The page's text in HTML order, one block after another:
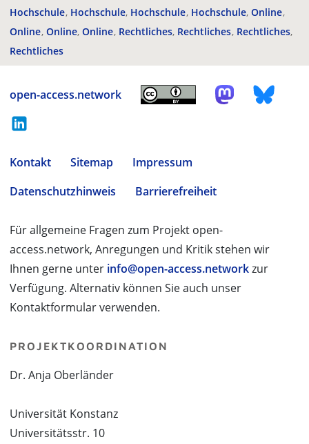
Hochschule Hochschule Hochschule Hochschule Online
Online Online Online Rechtliches Rechtliches Rechtliches
Rechtliches
open-access.network
Kontakt Sitemap
Impressum
Datenschutzhinweis
Barrierefreiheit
Für allgemeine Fragen zum Projekt open-
access.network, Anregungen und Kritik stehen wir
Ihnen gerne unter info@open-access.networkzur
Verfügung. Alternativ können Sie auch unser
Kontaktformular verwenden.
PROJEKTKOORDINATION
Dr. Anja Oberländer
Universität Konstanz
Universitätsstr. 10